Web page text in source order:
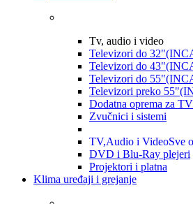
Tv, audio i video
Televizori do
Televizori do
Televizori do
Televizori preko
Dodatna oprema za TV
Zvučnici i sistemi
TV,Audio i VideoSve
DVD i Blu-Ray plejeri
Projektori i platna
Klima uređaji i grejanje